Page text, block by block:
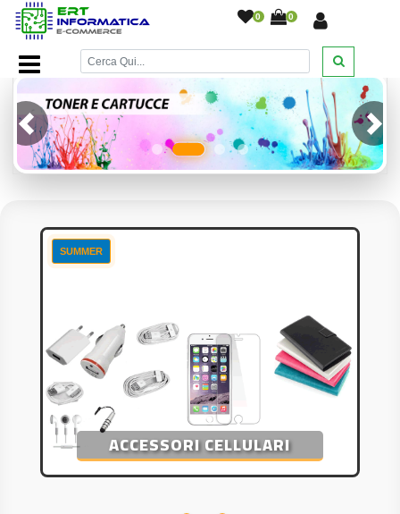
0 0
Home Page/
Previous Next
ALIMENTATORI
SUMMER